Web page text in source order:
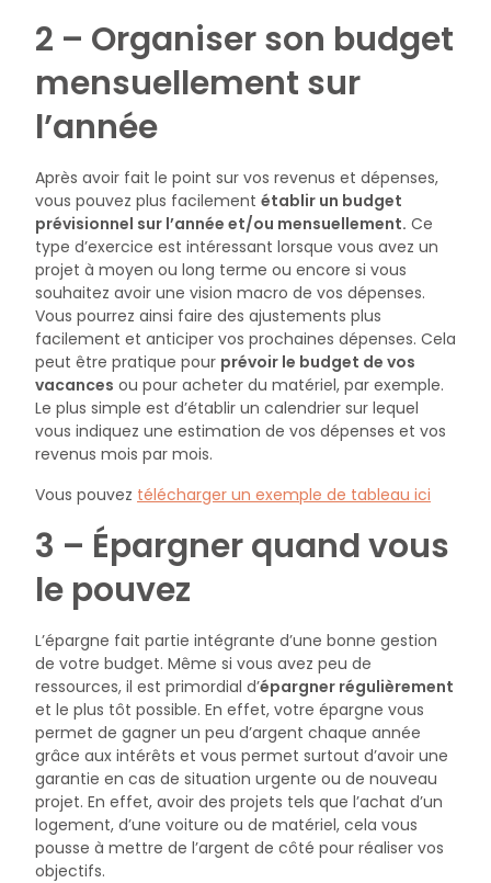
2 – Organiser son budget
mensuellement sur
l’année
Après avoir fait le point sur vos revenus et dépenses,
vous pouvez plus facilement établir un budget
prévisionnel sur l’année et/ou mensuellement. Ce
type d’exercice est intéressant lorsque vous avez un
projet à moyen ou long terme ou encore si vous
souhaitez avoir une vision macro de vos dépenses.
Vous pourrez ainsi faire des ajustements plus
facilement et anticiper vos prochaines dépenses. Cela
peut être pratique pour prévoir le budget de vos
vacances ou pour acheter du matériel, par exemple.
Le plus simple est d’établir un calendrier sur lequel
vous indiquez une estimation de vos dépenses et vos
revenus mois par mois.
Vous pouvez télécharger un exemple de tableau ici
3 – Épargner quand vous
le pouvez
L’épargne fait partie intégrante d’une bonne gestion
de votre budget. Même si vous avez peu de
ressources, il est primordial d’épargner régulièrement
et le plus tôt possible. En effet, votre épargne vous
permet de gagner un peu d’argent chaque année
grâce aux intérêts et vous permet surtout d’avoir une
garantie en cas de situation urgente ou de nouveau
projet. En effet, avoir des projets tels que l’achat d’un
logement, d’une voiture ou de matériel, cela vous
pousse à mettre de l’argent de côté pour réaliser vos
objectifs.